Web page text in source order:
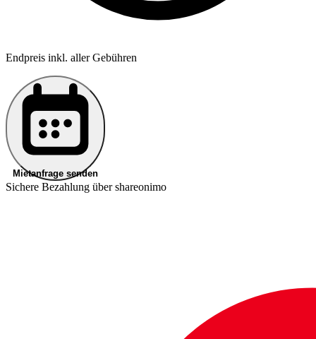
Endpreis inkl. aller Gebühren
Mietanfrage senden
Sichere Bezahlung über shareonimo